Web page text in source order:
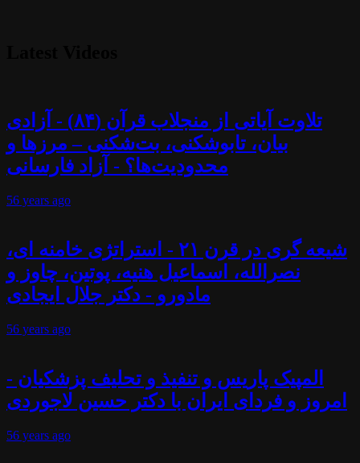
تلاوت آیاتی از منجلاب قرآن (۸۴) - آزادی
بیان، تابوشکنی، بت‌شکنی – مرزها و
محدودیت‌ها؟ - آزاد فارسانی
56 years ago
شیعه گری در قرن ۲۱ - استراتژی خامنه ای،
نصرالله، اسماعیل هنیه، پوتین، چاوز و
مادورو - دکتر جلال ایجادی
56 years ago
المپیک پاریس و تنفیذ و تحلیف پزشکیان -
امروز و فردای ایران با دکتر حسین لاجوردی
56 years ago